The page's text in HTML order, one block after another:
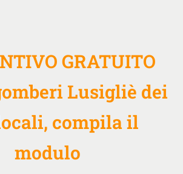
GRATUITO
Lusigliè dei
compila il
modulo